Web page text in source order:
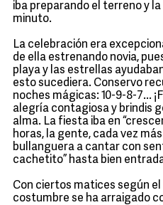
iba preparando el terreno y
minuto.
La celebración era
de ella estrenando novia,
playa y las estrellas
esto sucediera. Conservo
noches mágicas: 10-9-8-7...
alegría contagiosa y brindis
alma. La fiesta iba en
horas, la gente, cada vez
bullanguera a cantar con
cachetito” hasta bien
Con ciertos matices según
costumbre se ha arraigado